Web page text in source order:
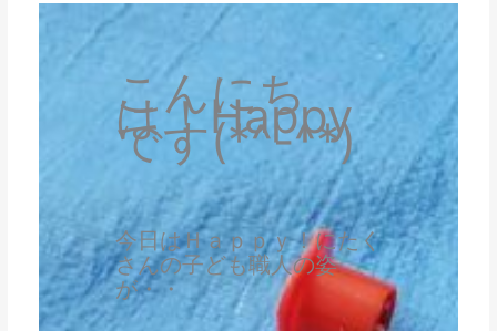
こんにち
は！Happy
です(*^-^*)
今日はＨａｐｐｙ！にたく
さんの子ども職人の姿
が・・